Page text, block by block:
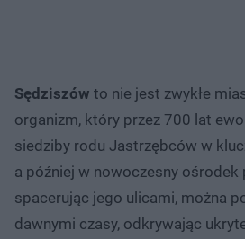
Sędziszów to nie jest zwykłe
organizm, który przez 700 lat
siedziby rodu Jastrzębców w
a później w nowoczesny ośrodek
spacerując jego ulicami, można
dawnymi czasy, odkrywając